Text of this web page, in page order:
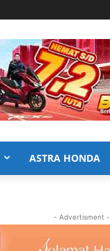
ASTRA HONDA
- Advertisment -